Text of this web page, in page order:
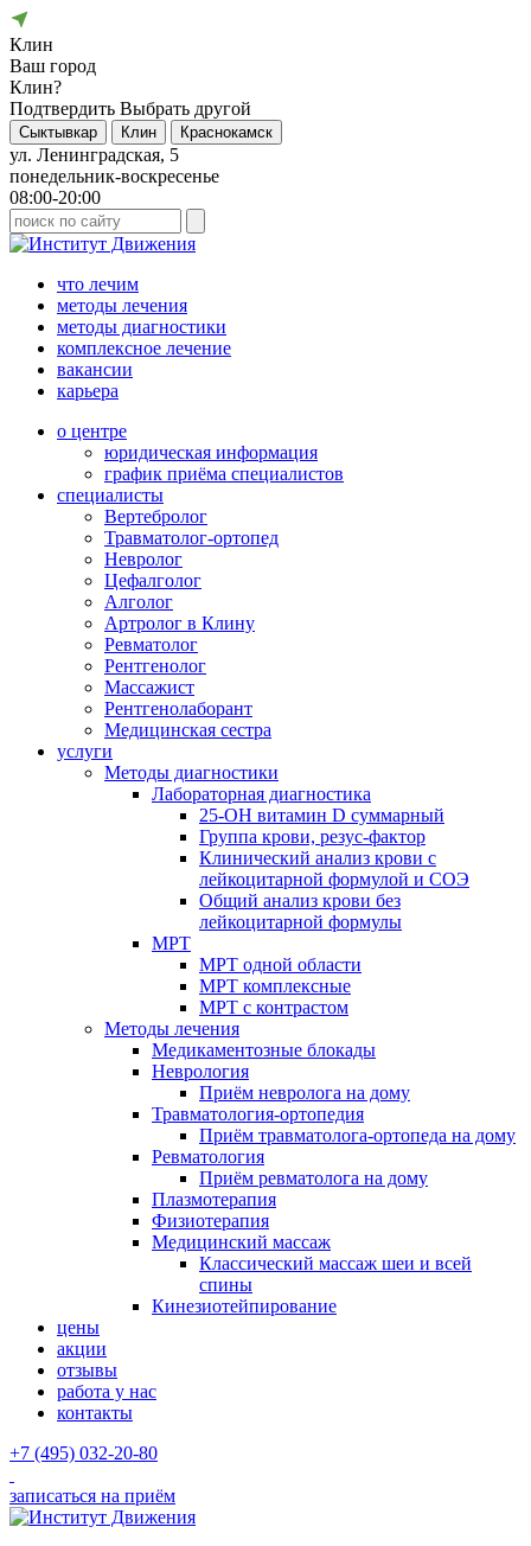
Клин
Ваш город
Клин?
Подтвердить Выбрать другой
Сыктывкар Клин Краснокамск
ул. Ленинградская, 5
понедельник-воскресенье
08:00-20:00
что лечим
методы лечения
методы диагностики
комплексное лечение
вакансии
карьера
о центре
юридическая информация
график приёма специалистов
специалисты
Вертебролог
Травматолог-ортопед
Невролог
Цефалголог
Алголог
Артролог в Клину
Ревматолог
Рентгенолог
Массажист
Рентгенолаборант
Медицинская сестра
услуги
Методы диагностики
Лабораторная диагностика
25-OH витамин D суммарный
Группа крови, резус-фактор
Клинический анализ крови с
лейкоцитарной формулой и СОЭ
Общий анализ крови без
лейкоцитарной формулы
МРТ
МРТ одной области
МРТ комплексные
МРТ с контрастом
Методы лечения
Медикаментозные блокады
Неврология
Приём невролога на дому
Травматология-ортопедия
Приём травматолога-ортопеда на дому
Ревматология
Приём ревматолога на дому
Плазмотерапия
Физиотерапия
Медицинский массаж
Классический массаж шеи и всей
спины
Кинезиотейпирование
цены
акции
отзывы
работа у нас
контакты
+7 (495) 032-20-80
записаться на приём